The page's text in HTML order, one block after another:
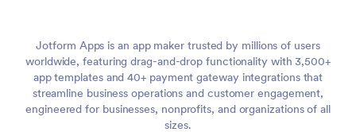
Jotform Apps is an app maker trusted by millions of users
worldwide, featuring drag-and-drop functionality with 3,500+
app templates and 40+ payment gateway integrations that
streamline business operations and customer engagement,
engineered for businesses, nonprofits, and organizations of all
sizes.